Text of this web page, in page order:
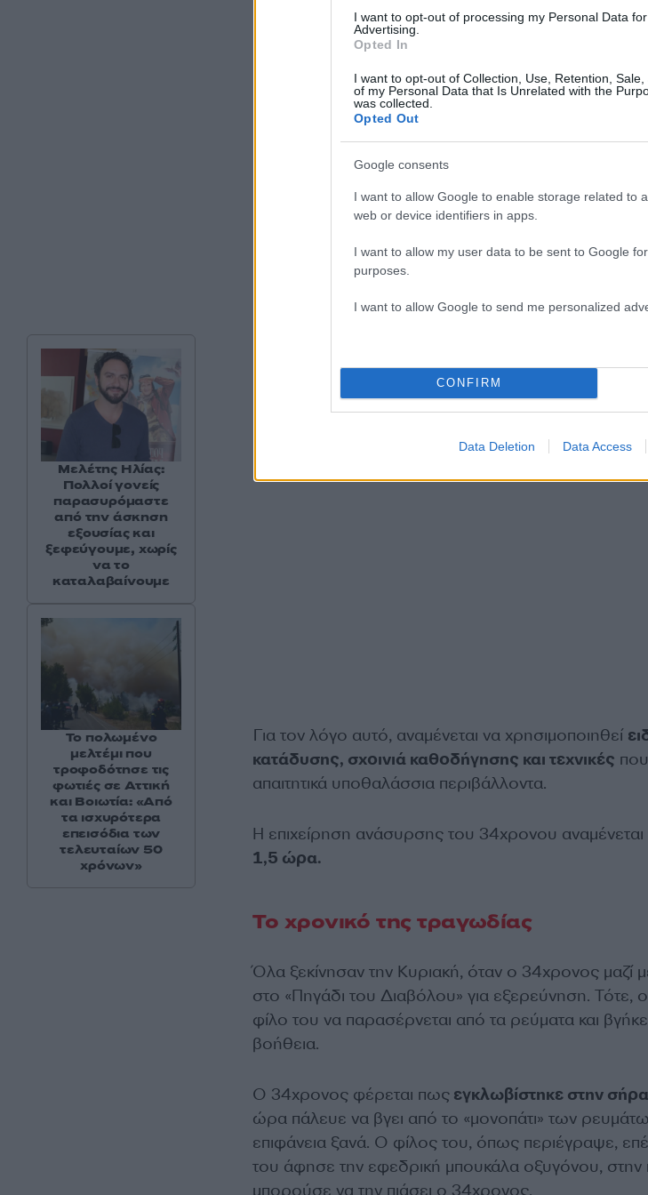
I want to opt-out of processing my Personal Data
Advertising.
Opted In
I want to opt-out of Collection, Use, Retention,
of my Personal Data that Is Unrelated with the
was collected.
Opted Out
Google consents
I want to allow Google to enable storage related to
web or device identifiers in apps.
I want to allow my user data to be sent to Google
purposes.
I want to allow Google to send me personalized
CONFIRM
Data Deletion Data Access
Για τον λόγο αυτό, αναμένεται να χρησιμοποιηθεί
κατάδυσης, σχοινιά καθοδήγησης και τεχνικές
απαιτητικά υποθαλάσσια περιβάλλοντα.
Η επιχείρηση ανάσυρσης του 34χρονου αναμένεται
1,5 ώρα.
Το χρονικό της τραγωδίας
Όλα ξεκίνησαν την Κυριακή, όταν ο 34χρονος μαζί
στο «Πηγάδι του Διαβόλου» για εξερεύνηση. Τότε,
φίλο του να παρασέρνεται από τα ρεύματα και
βοήθεια.
Ο 34χρονος φέρεται πωςεγκλωβίστηκε στην
ώρα πάλευε να βγει από το «μονοπάτι» των
επιφάνεια ξανά. Ο φίλος του, όπως περιέγραψε,
του άφησε την εφεδρική μπουκάλα οξυγόνου, στην
μπορούσε να την πιάσει ο 34χρονος.
Μελέτης Ηλίας:
Πολλοί γονείς
παρασυρόμαστε
από την άσκηση
εξουσίας και
ξεφεύγουμε, χωρίς
να το
καταλαβαίνουμε
Το πολωμένο
μελτέμι που
τροφοδότησε τις
φωτιές σε Αττική
και Βοιωτία: «Από
τα ισχυρότερα
επεισόδια των
τελευταίων 50
χρόνων»